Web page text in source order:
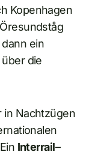
Kopenhagen
ein
die
in Nachtzügen
Interrail–